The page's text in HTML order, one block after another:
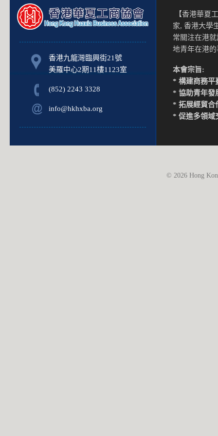
香港九龍灣臨興街21號
美羅中心2期11樓1123室
(852) 2243 3328
info@hkhxba.org
【香港華夏
家, 香港大學
常關注在港
地青年在港
本會宗旨:
* 構建商務平
* 協助青年發
* 拓展經貿合
* 促進多領域
© 2026 Hong